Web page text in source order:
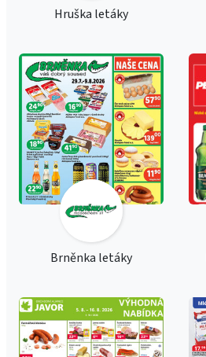
Hruška letáky
Brněnka letáky